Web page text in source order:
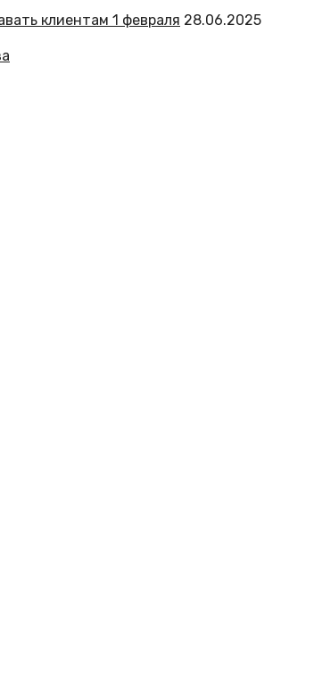
клиентам 1 февраля 28.06.2025